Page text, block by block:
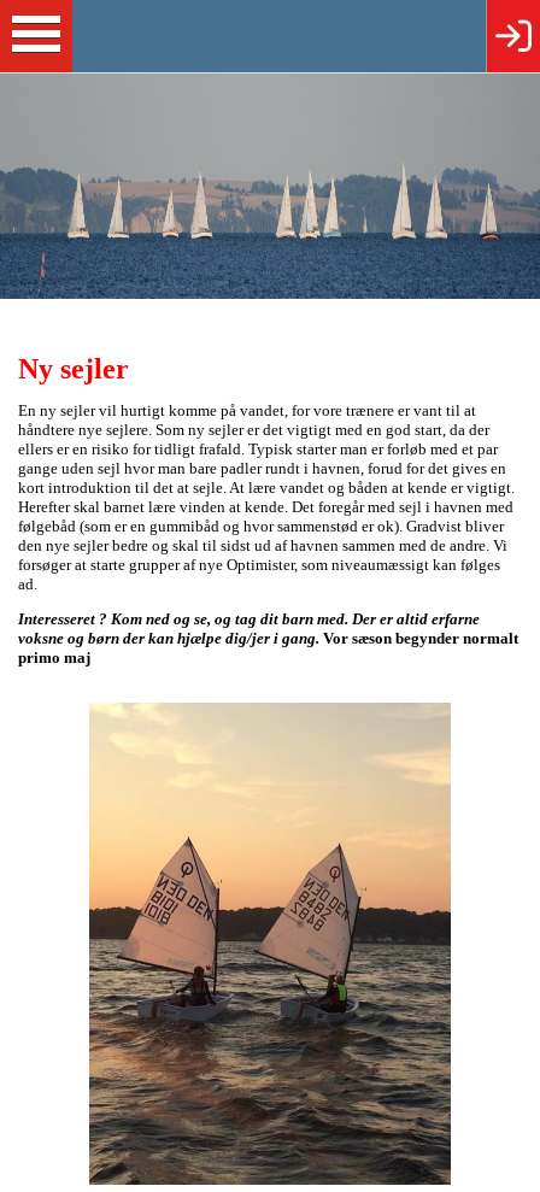
Ny sejler
En ny sejler vil hurtigt komme på vandet, for vore trænere er vant til at
håndtere nye sejlere. Som ny sejler er det vigtigt med en god start, da der
ellers er en risiko for tidligt frafald. Typisk starter man er forløb med et par
gange uden sejl hvor man bare padler rundt i havnen, forud for det gives en
kort introduktion til det at sejle. At lære vandet og båden at kende er vigtigt.
Herefter skal barnet lære vinden at kende. Det foregår med sejl i havnen med
følgebåd (som er en gummibåd og hvor sammenstød er ok). Gradvist bliver
den nye sejler bedre og skal til sidst ud af havnen sammen med de andre. Vi
forsøger at starte grupper af nye Optimister, som niveaumæssigt kan følges
ad.
Interesseret ? Kom ned og se, og tag dit barn med. Der er altid erfarne
voksne og børn der kan hjælpe dig/jer i gang. Vor sæson begynder normalt
primo maj